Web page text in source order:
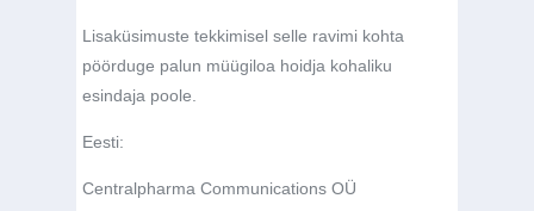
Lisaküsimuste tekkimisel selle ravimi kohta
pöörduge palun müügiloa hoidja kohaliku
esindaja poole.
Eesti:
Centralpharma Communications OÜ